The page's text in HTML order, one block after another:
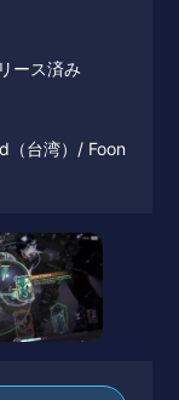
ース済み
（台湾）/ Foon